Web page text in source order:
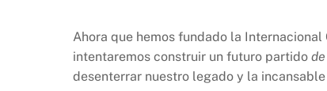
Ahora que hemos fundado la
intentaremos construir un futuro partido
desenterrar nuestro legado y la